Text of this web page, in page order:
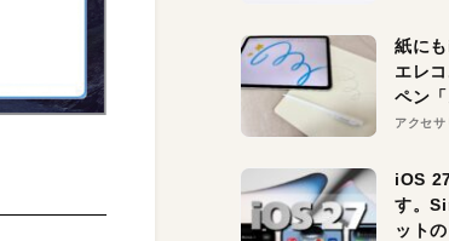
紙に
エレ
ペン
ェイ
アクセサ
iOS
す。
ット